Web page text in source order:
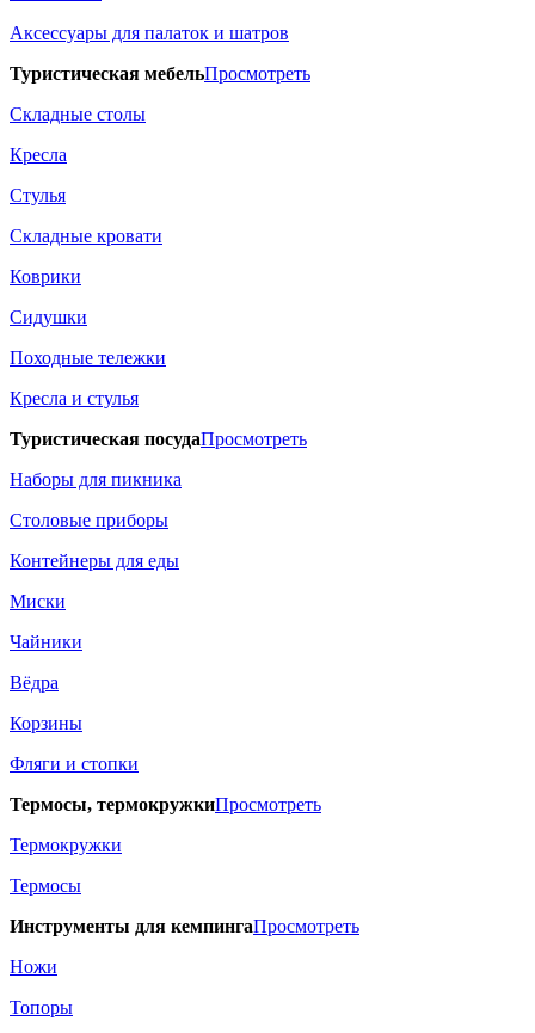
Аксессуары для палаток и шатров
Туристическая мебельПросмотреть
Складные столы
Кресла
Стулья
Складные кровати
Коврики
Сидушки
Походные тележки
Кресла и стулья
Туристическая посудаПросмотреть
Наборы для пикника
Столовые приборы
Контейнеры для еды
Миски
Чайники
Вёдра
Корзины
Фляги и стопки
Термосы, термокружкиПросмотреть
Термокружки
Термосы
Инструменты для кемпингаПросмотреть
Ножи
Топоры